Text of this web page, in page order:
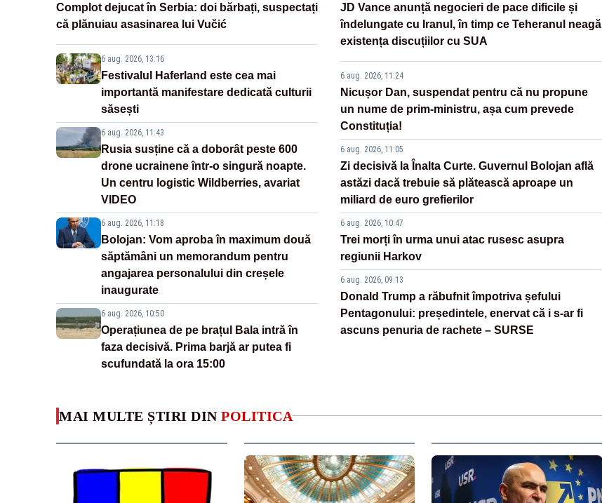
Complot dejucat în Serbia: doi bărbați, suspectați
că plănuiau asasinarea lui Vučić
6 aug. 2026, 13:16
Festivalul Haferland este cea mai
importantă manifestare dedicată culturii
săsești
6 aug. 2026, 11:43
Rusia susține că a doborât peste 600
drone ucrainene într-o singură noapte.
Un centru logistic Wildberries, avariat
VIDEO
6 aug. 2026, 11:18
Bolojan: Vom aproba în maximum două
săptămâni un memorandum pentru
angajarea personalului din creșele
inaugurate
6 aug. 2026, 10:50
Operațiunea de pe brațul Bala intră în
faza decisivă. Prima barjă ar putea fi
scufundată la ora 15:00
JD Vance anunță negocieri de pace dificile și
îndelungate cu Iranul, în timp ce Teheranul neagă
existența discuțiilor cu SUA
6 aug. 2026, 11:24
Nicușor Dan, suspendat pentru că nu propune
un nume de prim-ministru, așa cum prevede
Constituția!
6 aug. 2026, 11:05
Zi decisivă la Înalta Curte. Guvernul Bolojan află
astăzi dacă trebuie să plătească aproape un
miliard de euro grefierilor
6 aug. 2026, 10:47
Trei morți în urma unui atac rusesc asupra
regiunii Harkov
6 aug. 2026, 09:13
Donald Trump a răbufnit împotriva șefului
Pentagonului: președintele, enervat că i s-ar fi
ascuns penuria de rachete – SURSE
MAI MULTE ȘTIRI DIN POLITICA